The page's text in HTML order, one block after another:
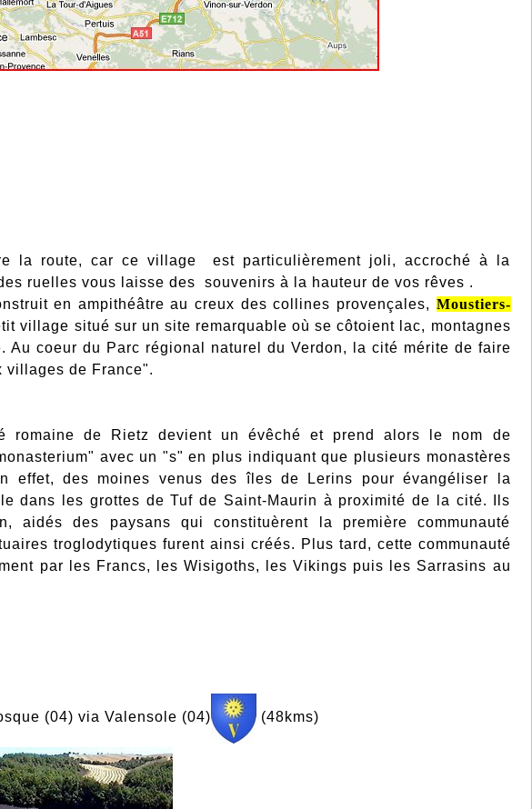
la route, car ce village est particulièrement joli, accroché à la
ruelles vous laisse des souvenirs à la hauteur de vos rêves .
en ampithéâtre au creux des collines provençales, Moustiers-
village situé sur un site remarquable où se côtoient lac, montagnes
Au coeur du Parc régional naturel du Verdon, la cité mérite de faire
villages de France".
romaine de Rietz devient un évêché et prend alors le nom de
avec un "s" en plus indiquant que plusieurs monastères
effet, des moines venus des îles de Lerins pour évangéliser la
dans les grottes de Tuf de Saint-Maurin à proximité de la cité. Ils
aidés des paysans qui constituèrent la première communauté
troglodytiques furent ainsi créés. Plus tard, cette communauté
par les Francs, les Wisigoths, les Vikings puis les Sarrasins au
(04) via Valensole (04) (48kms)